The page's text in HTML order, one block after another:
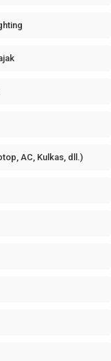
AC, Kulkas, dll.)